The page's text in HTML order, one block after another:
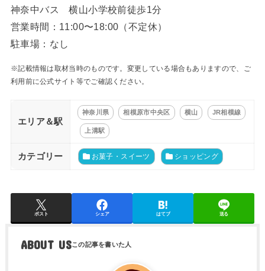
神奈中バス 横山小学校前徒歩1分
営業時間：11:00〜18:00（不定休）
駐車場：なし
※記載情報は取材当時のものです。変更している場合もありますので、ご
利用前に公式サイト等でご確認ください。
エリア＆駅
神奈川県 相模原市中央区 横山 JR相模線
上溝駅
カテゴリー お菓子・スイーツ ショッピング
ポスト シェア はてブ 送る
ABOUT US